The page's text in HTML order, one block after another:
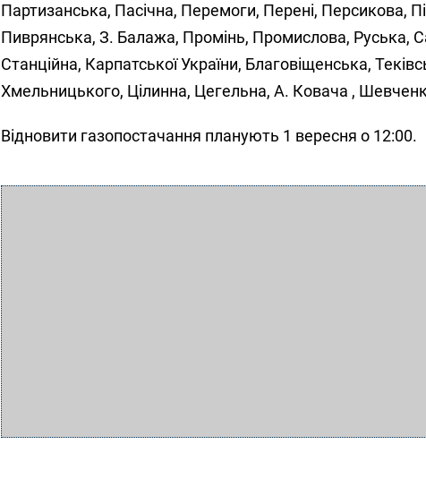
Партизанська, Пасічна, Перемоги, Перені, Персикова,
Пиврянська, З. Балажа, Промінь, Промислова, Руська,
Станційна, Карпатської України, Благовіщенська,
Хмельницького, Цілинна, Цегельна, А. Ковача ,
Відновити газопостачання планують 1 вересня о 12:00.